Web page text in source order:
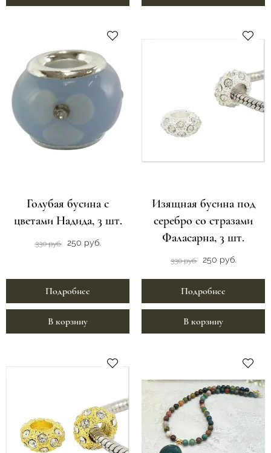
Голубая бусина с
цветами Надида, 3 шт.
330 руб. 250 руб.
Подробнее
В корзину
Изящная бусина под
серебро со стразами
Фаласарна, 3 шт.
330 руб. 250 руб.
Подробнее
В корзину